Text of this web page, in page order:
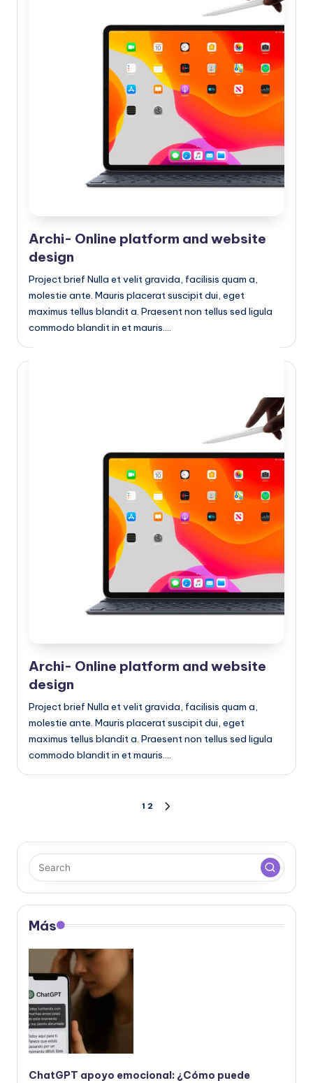
Archi- Online platform and website
design
Project brief Nulla et velit gravida, facilisis quam a,
molestie ante. Mauris placerat suscipit dui, eget
maximus tellus blandit a. Praesent non tellus sed ligula
commodo blandit in et mauris.…
Archi- Online platform and website
design
Project brief Nulla et velit gravida, facilisis quam a,
molestie ante. Mauris placerat suscipit dui, eget
maximus tellus blandit a. Praesent non tellus sed ligula
commodo blandit in et mauris.…
pagination
1 2
Más
ChatGPT apoyo emocional: ¿Cómo puede